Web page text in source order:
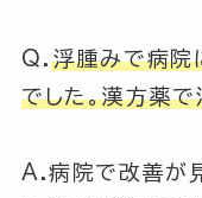
Q.浮腫みで病院
でした。漢方薬
A.病院で改善が